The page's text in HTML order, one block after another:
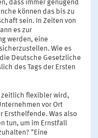
dass immer genügend
können das bis zu
sein. In Zeiten von
es zur
werden, eine
Wie es
Deutsche Gesetzliche
des Tags der Ersten
flexibler wird,
vor Ort
Ersthelfende. Was also
tun, um im Ernstfall
"Eine